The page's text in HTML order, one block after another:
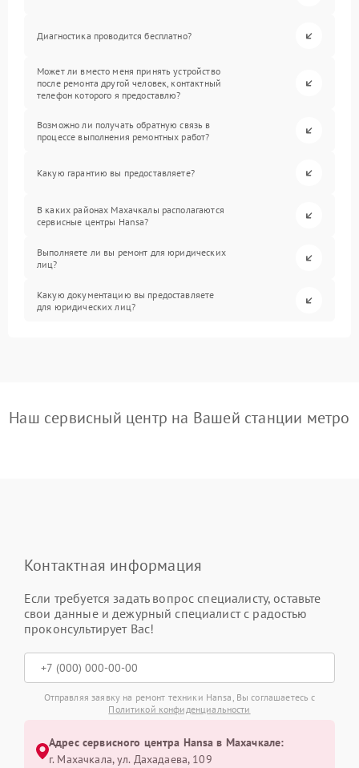
Диагностика проводится бесплатно?
Может ли вместо меня принять устройство
после ремонта другой человек, контактный
телефон которого я предоставлю?
Возможно ли получать обратную связь в
процессе выполнения ремонтных работ?
Какую гарантию вы предоставляете?
В каких районах Махачкалы располагаются
сервисные центры Hansa?
Выполняете ли вы ремонт для юридических
лиц?
Какую документацию вы предоставляете
для юридических лиц?
Наш сервисный центр на Вашей станции метро
Контактная информация
Если требуется задать вопрос специалисту, оставьте
свои данные и дежурный специалист с радостью
проконсультирует Вас!
Отправляя заявку на ремонт техники Hansa, Вы соглашаетесь с
Политикой конфиденциальности
Адрес сервисного центра Hansa в Махачкале:
г. Махачкала, ул. Дахадаева, 109